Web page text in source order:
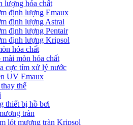
lượng hóa chất
định lượng Emaux
định lượng Astral
định lượng Pentair
định lượng Kripsol
hóa chất
mài mòn hóa chất
cực tím xử lý nước
UV Emaux
thế
thiết bị hồ bơi
tràn
lót mương tràn Kripsol